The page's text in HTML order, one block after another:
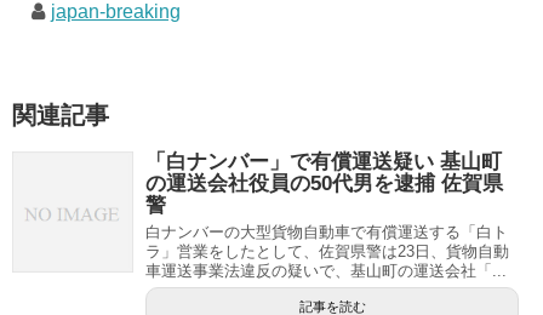
japan-breaking
関連記事
「白ナンバー」で有償運送疑い 基山町
の運送会社役員の50代男を逮捕 佐賀県
警
白ナンバーの大型貨物自動車で有償運送する「白ト
ラ」営業をしたとして、佐賀県警は23日、貨物自動
車運送事業法違反の疑いで、基山町の運送会社「...
記事を読む